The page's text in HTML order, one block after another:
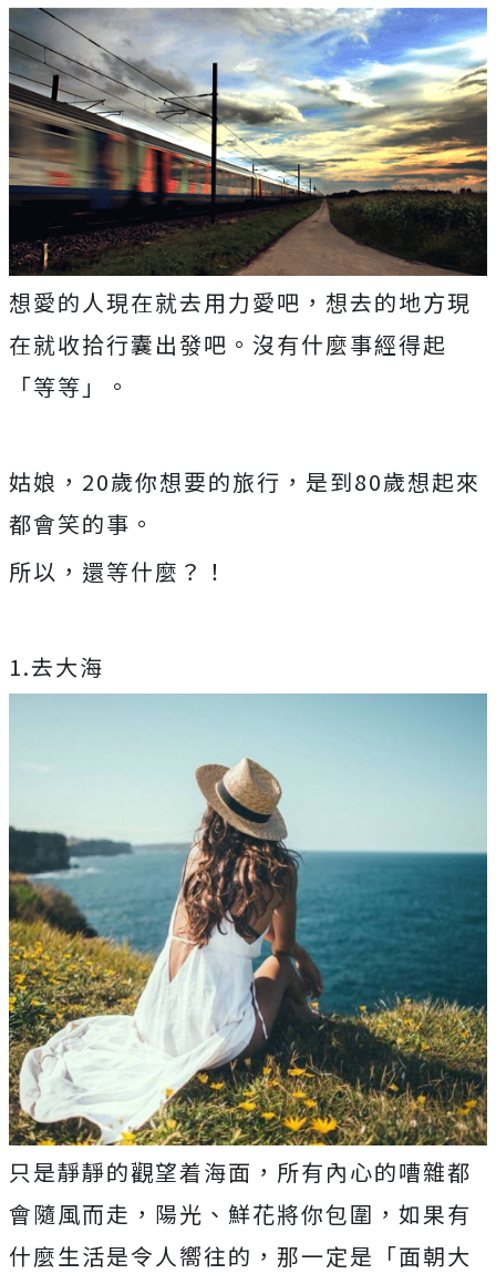
想愛的人現在就去用力愛吧，想去的地方現
在就收拾行囊出發吧。沒有什麼事經得起
「等等」。
姑娘，20歲你想要的旅行，是到80歲想起來
都會笑的事。
所以，還等什麼？！
1.去大海
只是靜靜的觀望着海面，所有內心的嘈雜都
會隨風而走，陽光、鮮花將你包圍，如果有
什麼生活是令人嚮往的，那一定是「面朝大